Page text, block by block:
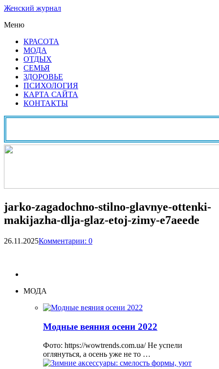
Женский журнал
Меню
КРАСОТА
МОДА
ОТДЫХ
СЕМЬЯ
ЗДОРОВЬЕ
ПСИХОЛОГИЯ
КАРТА САЙТА
КОНТАКТЫ
jarko-zagadochno-stilno-glavnye-ottenki-
makijazha-dlja-glaz-etoj-zimy-e7aeede
26.11.2025Комментарии: 0
МОДА
Модные веяния осени 2022
Фото: https://wowtrends.com.ua/ Не успели
оглянуться, а осень уже не то …